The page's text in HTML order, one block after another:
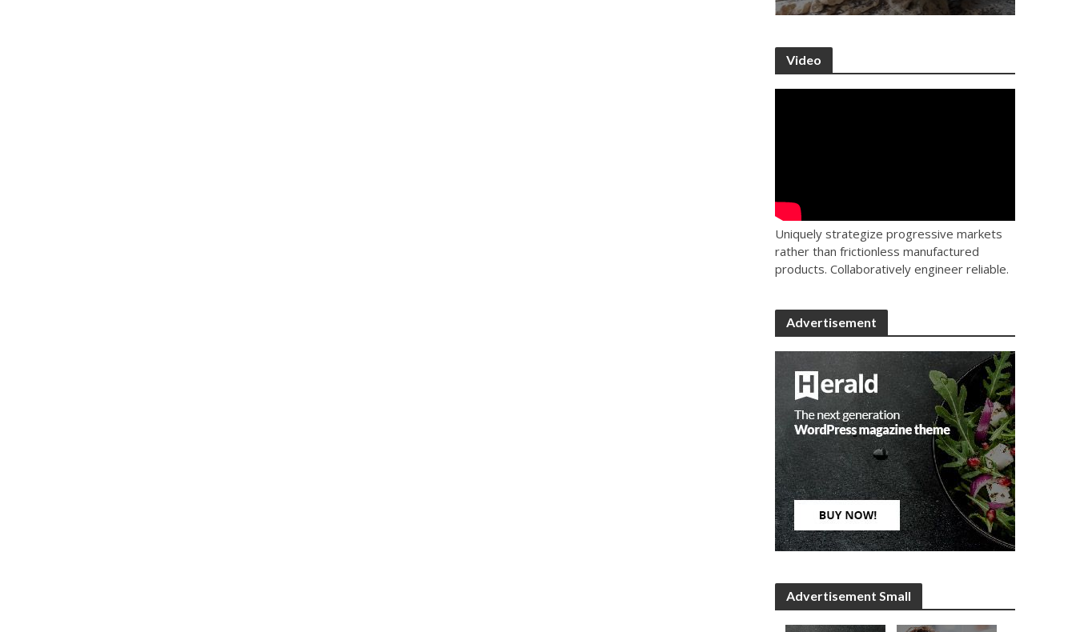
Video
Uniquely strategize progressive markets
rather than frictionless manufactured
products. Collaboratively engineer reliable.
Advertisement
Advertisement Small